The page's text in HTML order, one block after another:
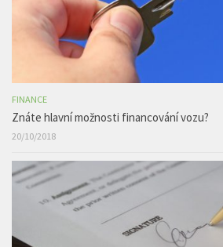
FINANCE
Znáte hlavní možnosti financování vozu?
20/10/2018